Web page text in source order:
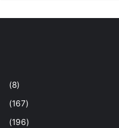
(8)
(167)
(196)